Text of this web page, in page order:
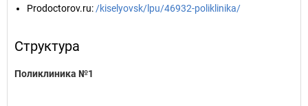
Prodoctorov.ru: /kiselyovsk/lpu/46932-poliklinika/
Структура
Поликлиника №1